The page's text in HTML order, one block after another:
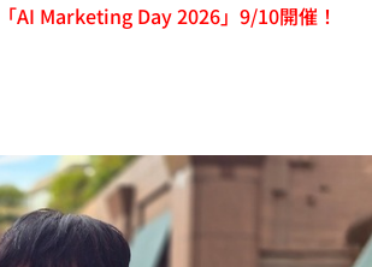
AI Marketing Day 2026」9/10開催！